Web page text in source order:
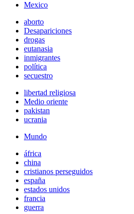
Mexico
aborto
Desapariciones
drogas
eutanasia
inmigrantes
política
secuestro
libertad religiosa
Medio oriente
pakistan
ucrania
Mundo
áfrica
china
cristianos perseguidos
españa
estados unidos
francia
guerra